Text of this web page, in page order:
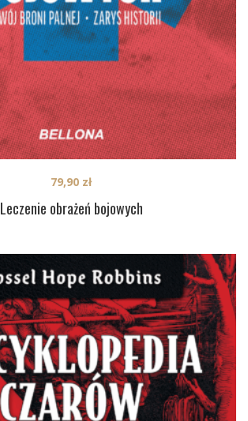
Leczenie obrażeń bojowych
79,90 zł